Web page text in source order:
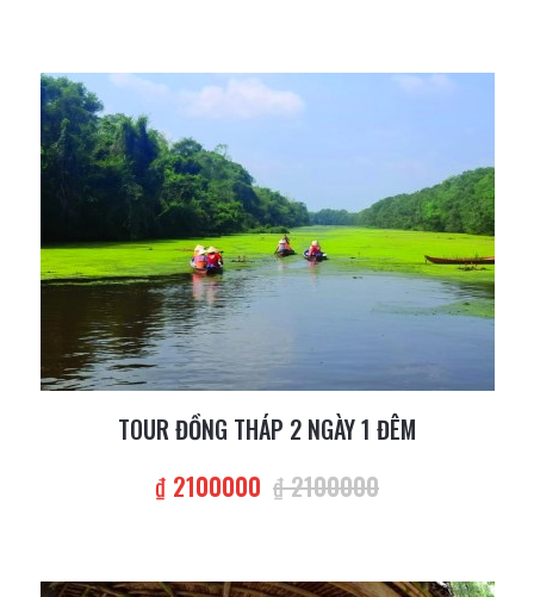
TOUR ĐỒNG THÁP 2 NGÀY 1 ĐÊM
₫ 2100000 ₫ 2100000